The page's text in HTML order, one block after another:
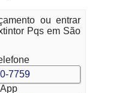
ou entrar
Pqs em São
7759